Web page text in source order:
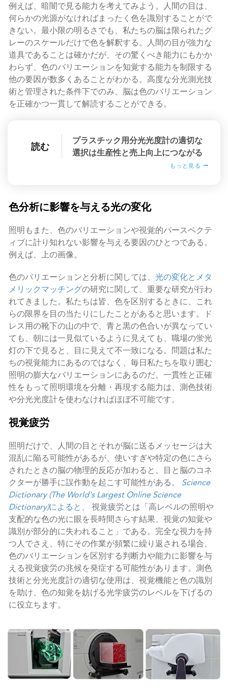
例えば、暗闇で見る能力を考えてみよう。人間の目は、
何らかの光源がなければまったく色を識別することがで
きない。最小限の明るさでも、私たちの脳は限られたグ
レーのスケールだけで色を解釈する。人間の目が強力な
道具であることは確かだが、その驚くべき能力にもかか
わらず、色のバリエーションを知覚する能力を制限する
他の要因が数多くあることがわかる。高度な分光測光技
術と管理された条件下でのみ、脳は色のバリエーション
を正確かつ一貫して解読することができる。
読む
プラスチック用分光光度計の適切な
選択は生産性と売上向上につながる
もっと見る
色分析に影響を与える光の変化
照明もまた、色のバリエーションや視覚的パースペクテ
ィブに計り知れない影響を与える要因のひとつである。
例えば、上の画像。
色のバリエーションと分析に関しては、 光の変化とメタ
メリックマッチングの研究に関して、重要な研究が行わ
れてきました。私たちは皆、色を区別するときに、これ
らの限界を目の当たりにしたことがあると思います。ド
レス用の靴下の山の中で、青と黒の色合いが異なってい
ても、朝には一見似ているように見えても、職場の蛍光
灯の下で見ると、目に見えて不一致になる。問題は私た
ちの視覚能力にあるのではなく、毎日私たちを取り囲む
照明の膨大なバリエーションにあるのだ。一貫性と正確
性をもって照明環境を分離・再現する能力は、測色技術
や分光光度計を使わなければほぼ不可能です。
視覚疲労
照明だけで、人間の目とそれが脳に送るメッセージは大
混乱に陥る可能性があるが、使いすぎや特定の色にさら
されたときの脳の物理的反応が加わると、目と脳のコネ
クターが勝手に誤作動を起こす可能性がある。
Science
Dictionary (The World's Largest Online Science
Dictionary)によると、
視覚疲労とは「高レベルの照明や
支配的な色の光に眼を長時間さらす結果、視覚の知覚や
識別が部分的に失われること」である。完全な視力を持
つ人でさえ、特にその作業が頻繁に繰り返される場合、
色のバリエーションを区別する判断力や能力に影響を与
える視覚疲労の兆候を発症する可能性があります。測色
技術と分光光度計の適切な使用は、視覚機能と色の識別
を助け、色の知覚を妨げる光学疲労のレベルを下げるの
に役立ちます。